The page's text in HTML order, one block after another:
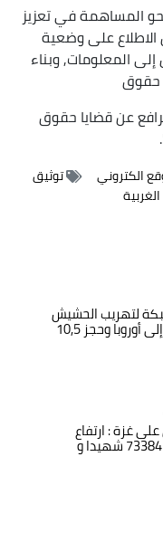
المساهمة في تعزيز
على وضعية
المعلومات, وبناء
عن قضايا حقوق
توثيق
لتهريب الحشيش
القادم من المغرب إلى أوروبا وحجز 10,5
غزة : ارتفاع
حصيلة الضحايا إلى 73384 شهيدا و